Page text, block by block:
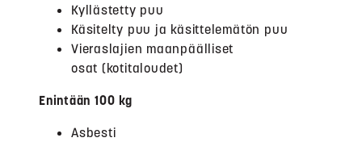
Kyllästetty puu
Käsitelty puu ja käsittelemätön puu
Vieraslajien maanpäälliset
osat (kotitaloudet)
Enintään 100 kg
Asbesti